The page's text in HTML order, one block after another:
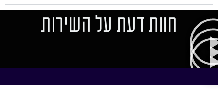
חוות דעת על השירות